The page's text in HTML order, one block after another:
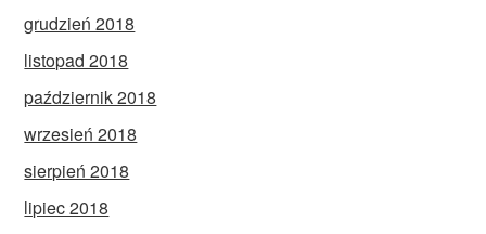
grudzień 2018
listopad 2018
październik 2018
wrzesień 2018
sierpień 2018
lipiec 2018